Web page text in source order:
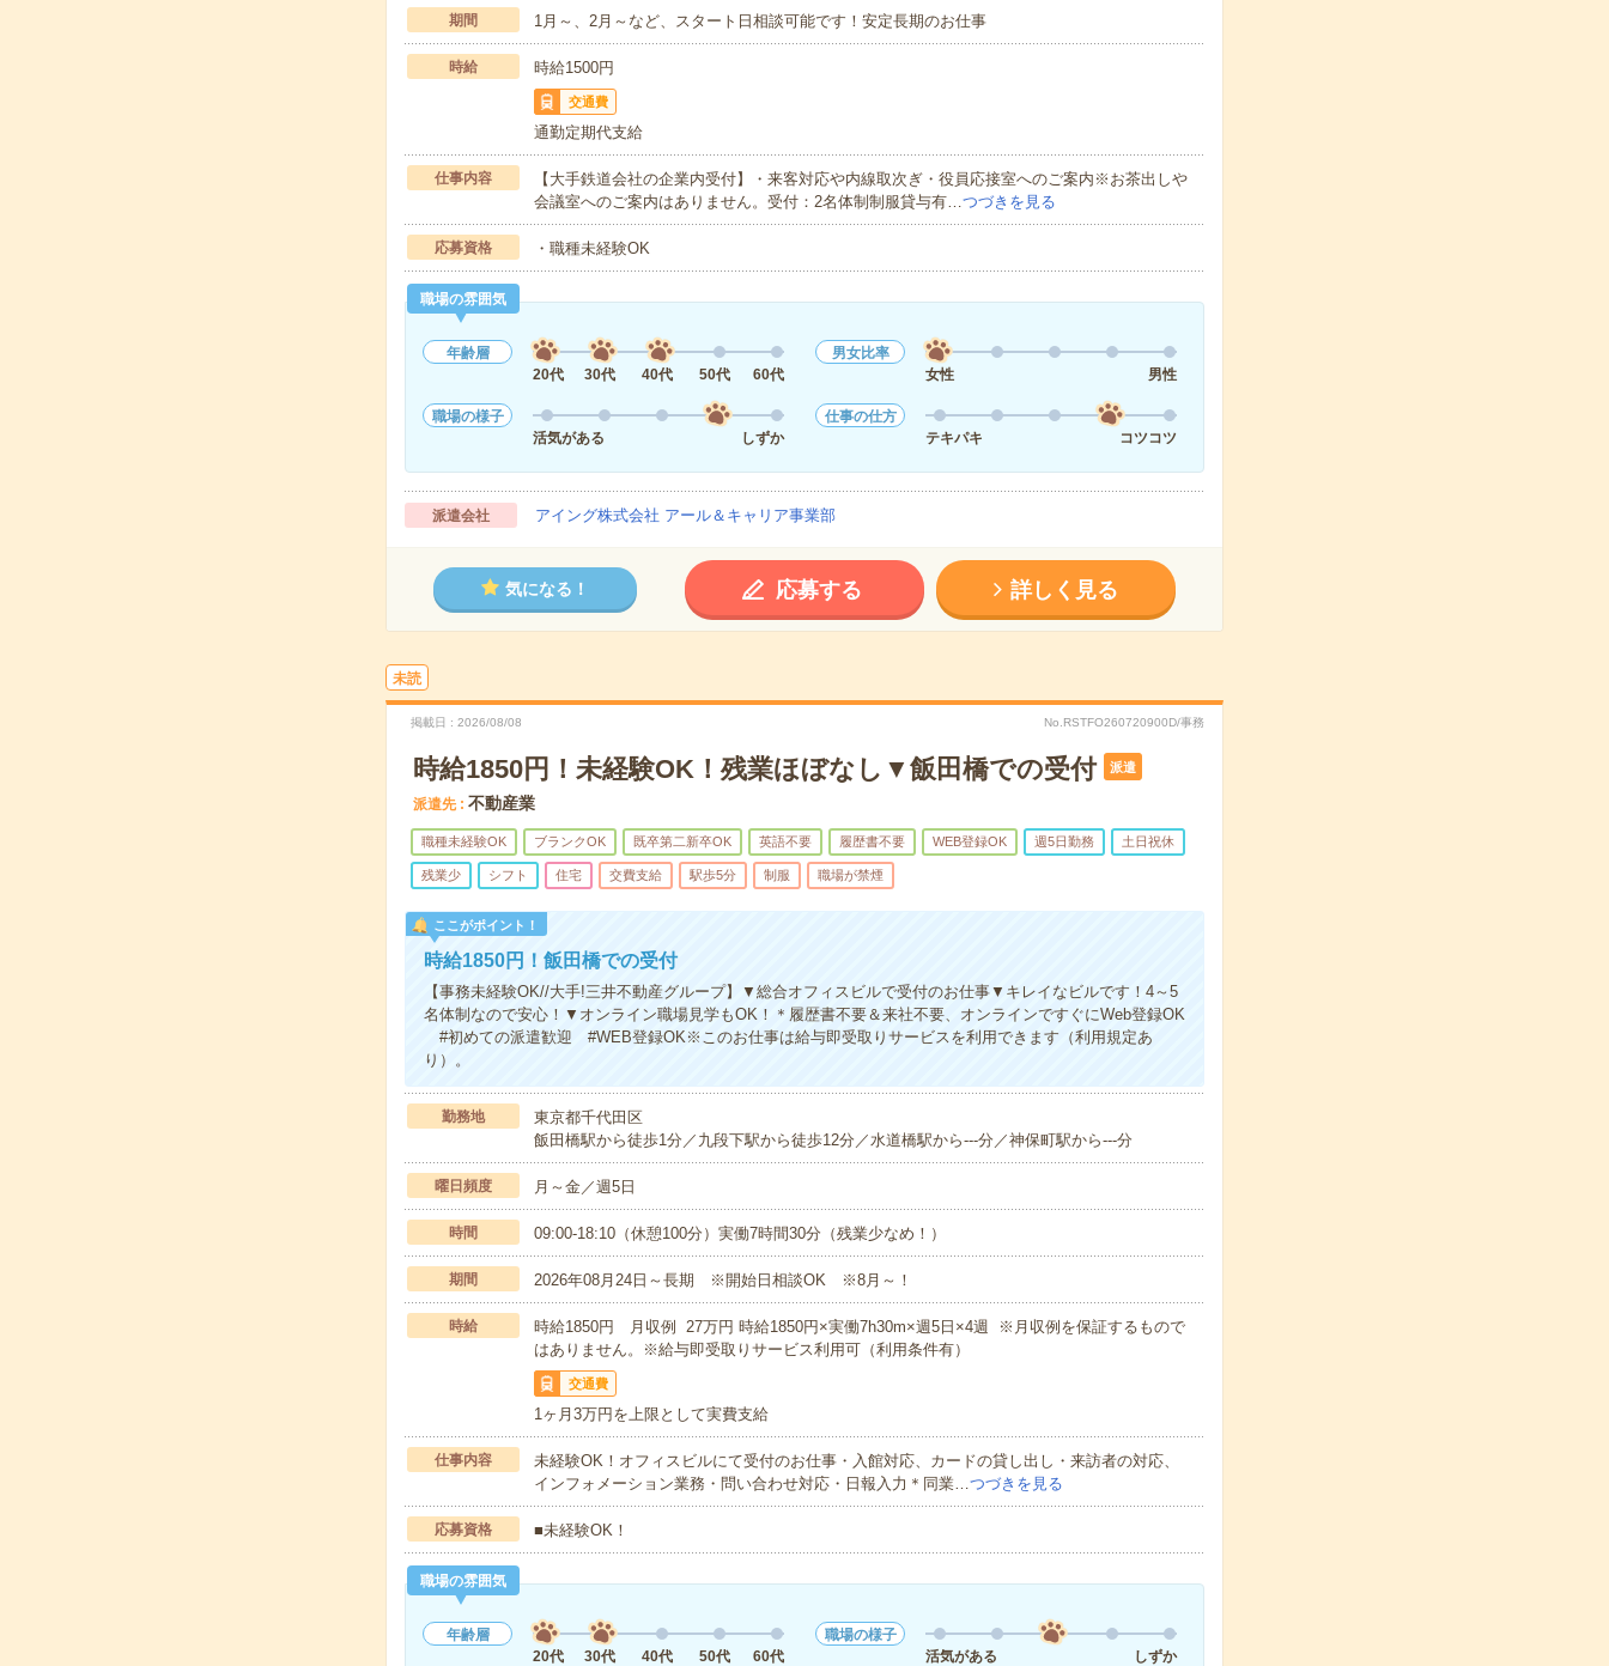
期間 1月～、2月～など、スタート日相談可能です！安定長期のお仕事
時給 時給1500円
交通費
通勤定期代支給
仕事内容
【大手鉄道会社の企業内受付】・来客対応や内線取次ぎ・役員応接室へのご案内※お茶出しや
会議室へのご案内はありません。受付：2名体制制服貸与有…つづきを見る
応募資格 ・職種未経験OK
職場の雰囲気
年齢層
20代
30代 40代 50代 60代
男女比率
女性
男性
職場の様子
活気がある
しずか
仕事の仕方
テキパキ
コツコツ
派遣会社 アイング株式会社 アール＆キャリア事業部
気になる！ 応募する 詳しく見る
未読
掲載日 2026/08/08 No.RSTFO260720900D/事務
時給1850円！未経験OK！残業ほぼなし▼飯田橋での受付 派遣
派遣先 不動産業
職種未経験OK ブランクOK 既卒第二新卒OK 英語不要 履歴書不要 WEB登録OK 週5日勤務 土日祝休
残業少 シフト 住宅 交費支給 駅歩5分 制服 職場が禁煙
ここがポイント！
時給1850円！飯田橋での受付
【事務未経験OK//大手!三井不動産グループ】▼総合オフィスビルで受付のお仕事▼キレイなビルです！4～5
名体制なので安心！▼オンライン職場見学もOK！＊履歴書不要＆来社不要、オンラインですぐにWeb登録OK
#初めての派遣歓迎 #WEB登録OK※このお仕事は給与即受取りサービスを利用できます（利用規定あ
り）。
勤務地
東京都千代田区
飯田橋駅から徒歩1分／九段下駅から徒歩12分／水道橋駅から---分／神保町駅から---分
曜日頻度 月～金／週5日
時間 09:00-18:10（休憩100分）実働7時間30分（残業少なめ！）
期間 2026年08月24日～長期 ※開始日相談OK ※8月～！
時給
時給1850円 月収例 27万円 時給1850円×実働7h30m×週5日×4週 ※月収例を保証するもので
はありません。※給与即受取りサービス利用可（利用条件有）
交通費
1ヶ月3万円を上限として実費支給
仕事内容
未経験OK！オフィスビルにて受付のお仕事・入館対応、カードの貸し出し・来訪者の対応、
インフォメーション業務・問い合わせ対応・日報入力＊同業…つづきを見る
応募資格 ■未経験OK！
職場の雰囲気
年齢層
20代
30代 40代 50代 60代
職場の様子
活気がある
しずか